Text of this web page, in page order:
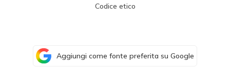
Codice etico
Aggiungi come fonte preferita su Google